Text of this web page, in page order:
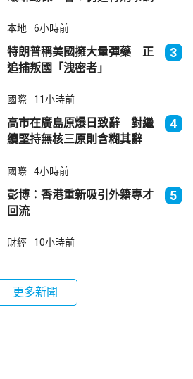
本地 6小時前
特朗普稱美國擁大量彈藥 正
追捕叛國「洩密者」
3
國際 11小時前
高市在廣島原爆日致辭 對繼
續堅持無核三原則含糊其辭
4
國際 4小時前
彭博：香港重新吸引外籍專才
回流
5
財經 10小時前
更多新聞